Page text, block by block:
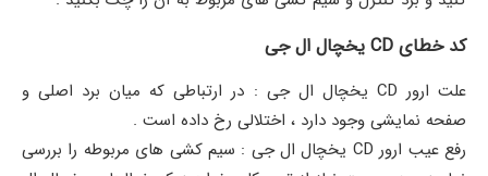
کد خطای CD یخچال ال جی
علت ارور CD یخچال ال جی : در ارتباطی که میان برد اصلی و
صفحه نمایشی وجود دارد ، اختلالی رخ داده است .
رفع عیب ارور CD یخچال ال جی : سیم کشی های مربوطه را بررسی